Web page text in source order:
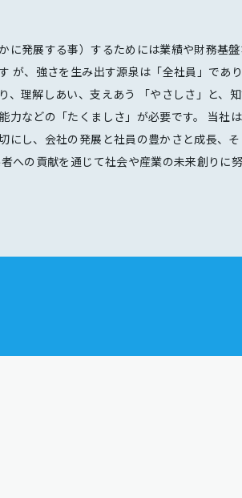
に発展する事）するためには業績や財務基
が、強さを生み出す源泉は「全社員」であ
、理解しあい、支えあう 「やさしさ」と、
力などの「たくましさ」が必要です。 当社
にし、会社の発展と社員の豊かさと成長、そ
への貢献を通じて社会や産業の未来創りに